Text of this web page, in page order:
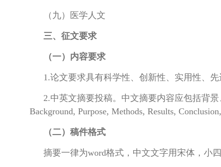
（九）医学人文
三、征文要求
（一）内容要求
1.论文要求具有科学性、创新性、实用性、
2.中英文摘要投稿。中文摘要内容应包括背
Background, Purpose, Methods, Results,
（二）稿件格式
摘要一律为word格式，中文文字用宋体，小